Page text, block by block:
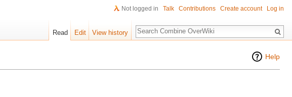
Help
Not logged in Talk Contributions Create account Log in
Read Edit View history
Search